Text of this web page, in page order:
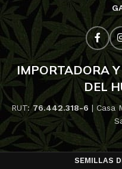
IMPORTADORA
DEL
RUT:76.442.318-6 | Casa
SEMILLAS